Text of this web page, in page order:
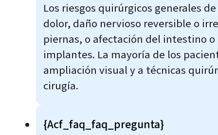
Los riesgos quirúrgicos generales
dolor, daño nervioso reversible o
piernas, o afectación del intestino
implantes. La mayoría de los
ampliación visual y a técnicas
cirugía.
{acf_faq_faq_pregunta}